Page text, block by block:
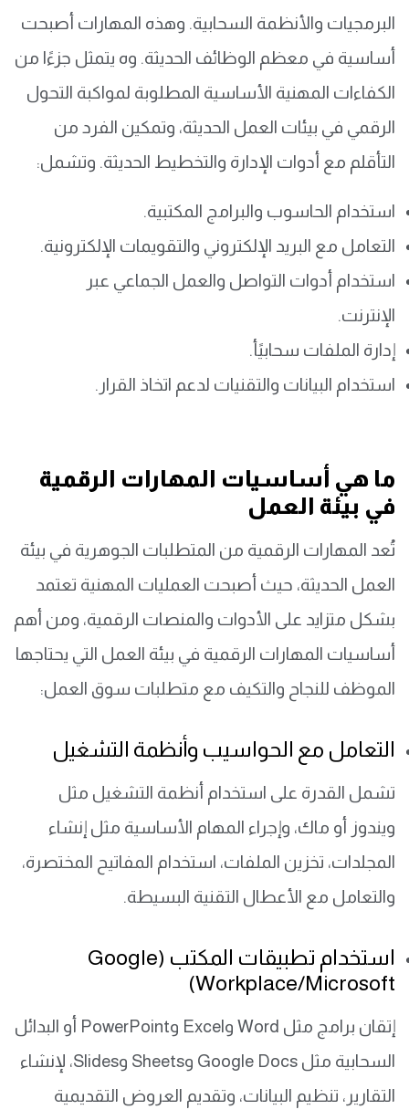
البرمجيات والأنظمة السحابية. وهذه المهارات أصبحت
أساسية في معظم الوظائف الحديثة. وه يتمثل جزءًا من
الكفاءات المهنية الأساسية المطلوبة لمواكبة التحول
الرقمي في بيئات العمل الحديثة، وتمكين الفرد من
التأقلم مع أدوات الإدارة والتخطيط الحديثة. وتشمل:
استخدام الحاسوب والبرامج المكتبية.
التعامل مع البريد الإلكتروني والتقويمات الإلكترونية.
استخدام أدوات التواصل والعمل الجماعي عبر
الإنترنت.
إدارة الملفات سحابيًأ.
استخدام البيانات والتقنيات لدعم اتخاذ القرار.
ما هي أساسيات المهارات الرقمية
في بيئة العمل
تُعد المهارات الرقمية من المتطلبات الجوهرية في بيئة
العمل الحديثة، حيث أصبحت العمليات المهنية تعتمد
بشكل متزايد على الأدوات والمنصات الرقمية، ومن أهم
أساسيات المهارات الرقمية في بيئة العمل التي يحتاجها
الموظف للنجاح والتكيف مع متطلبات سوق العمل:
التعامل مع الحواسيب وأنظمة التشغيل
تشمل القدرة على استخدام أنظمة التشغيل مثل
ويندوز أو ماك، وإجراء المهام الأساسية مثل إنشاء
المجلدات، تخزين الملفات، استخدام المفاتيح المختصرة،
والتعامل مع الأعطال التقنية البسيطة.
استخدام تطبيقات المكتب (Google
Workplace/Microsoft)
إتقان برامج مثل Word وExcel وPowerPoint أو البدائل
السحابية مثل Google Docs وSheets وSlides، لإنشاء
التقارير، تنظيم البيانات، وتقديم العروض التقديمية